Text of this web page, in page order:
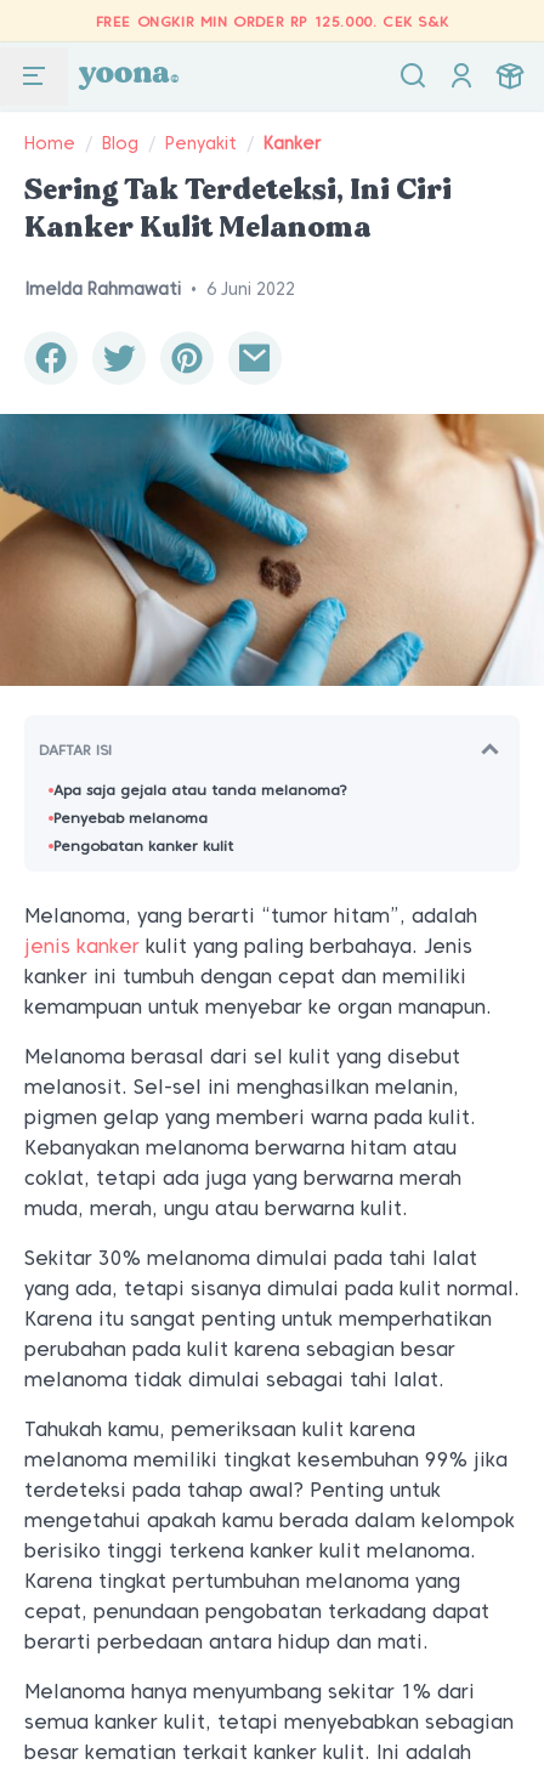
FREE ONGKIR MIN ORDER RP 125.000. CEK S&K
Home / Blog / Penyakit / Kanker
Sering Tak Terdeteksi, Ini Ciri
Kanker Kulit Melanoma
Imelda Rahmawati • 6 Juni 2022
DAFTAR ISI
Apa saja gejala atau tanda melanoma?
Penyebab melanoma
Pengobatan kanker kulit
Melanoma, yang berarti “tumor hitam”, adalah
jenis kanker kulit yang paling berbahaya. Jenis
kanker ini tumbuh dengan cepat dan memiliki
kemampuan untuk menyebar ke organ manapun.
Melanoma berasal dari sel kulit yang disebut
melanosit. Sel-sel ini menghasilkan melanin,
pigmen gelap yang memberi warna pada kulit.
Kebanyakan melanoma berwarna hitam atau
coklat, tetapi ada juga yang berwarna merah
muda, merah, ungu atau berwarna kulit.
Sekitar 30% melanoma dimulai pada tahi lalat
yang ada, tetapi sisanya dimulai pada kulit normal.
Karena itu sangat penting untuk memperhatikan
perubahan pada kulit karena sebagian besar
melanoma tidak dimulai sebagai tahi lalat.
Tahukah kamu, pemeriksaan kulit karena
melanoma memiliki tingkat kesembuhan 99% jika
terdeteksi pada tahap awal? Penting untuk
mengetahui apakah kamu berada dalam kelompok
berisiko tinggi terkena kanker kulit melanoma.
Karena tingkat pertumbuhan melanoma yang
cepat, penundaan pengobatan terkadang dapat
berarti perbedaan antara hidup dan mati.
Melanoma hanya menyumbang sekitar 1% dari
semua kanker kulit, tetapi menyebabkan sebagian
besar kematian terkait kanker kulit. Ini adalah